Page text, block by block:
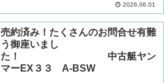
2026.06.01
売約済み！たくさんのお問合せ有難
う御座いまし
た！ 中古艇ヤン
マーEX３３ A-BSW